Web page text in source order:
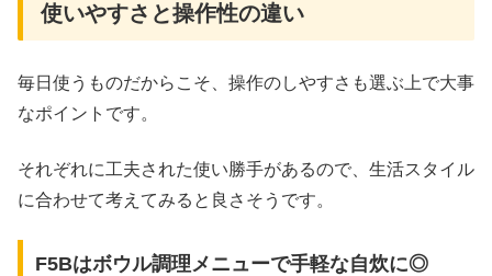
使いやすさと操作性の違い
毎日使うものだからこそ、操作のしやすさも選ぶ上で大事
なポイントです。
それぞれに工夫された使い勝手があるので、生活スタイル
に合わせて考えてみると良さそうです。
F5Bはボウル調理メニューで手軽な自炊に◎